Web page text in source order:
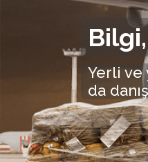
Yerli ve
da